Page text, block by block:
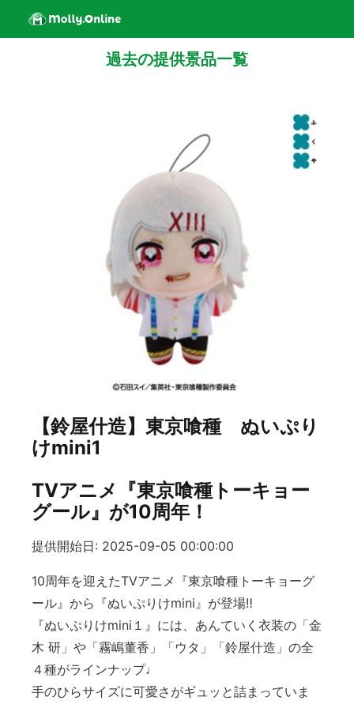
過去の提供景品一覧
【鈴屋什造】東京喰種 ぬいぷり
けmini1
TVアニメ『東京喰種トーキョー
グール』が10周年！
提供開始日: 2025-09-05 00:00:00
10周年を迎えたTVアニメ『東京喰種トーキョーグ
ール』から『ぬいぷりけmini』が登場‼
『ぬいぷりけmini１』には、あんていく衣装の「金
木 研」や「霧嶋董香」「ウタ」「鈴屋什造」の全
４種がラインナップ♩
手のひらサイズに可愛さがギュッと詰まっていま